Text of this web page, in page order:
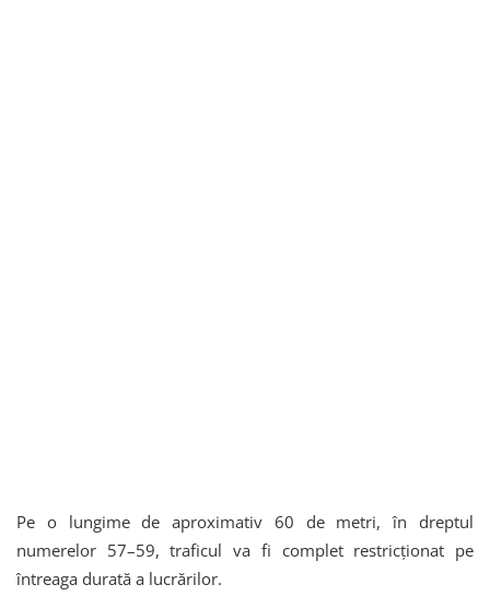
Pe o lungime de aproximativ 60 de metri, în dreptul
numerelor 57–59, traficul va fi complet restricționat pe
întreaga durată a lucrărilor.